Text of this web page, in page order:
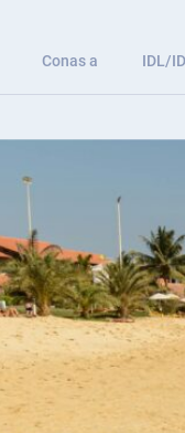
Conas a IDL/